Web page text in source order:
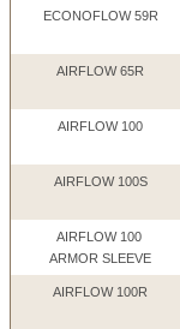
ECONOFLOW 59R
AIRFLOW 65R
AIRFLOW 100
AIRFLOW 100S
AIRFLOW 100
ARMOR SLEEVE
AIRFLOW 100R